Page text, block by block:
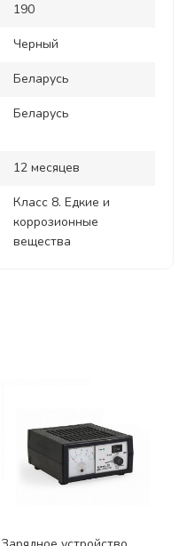
190
Черный
Беларусь
Беларусь
12 месяцев
Класс 8. Едкие и
коррозионные
вещества